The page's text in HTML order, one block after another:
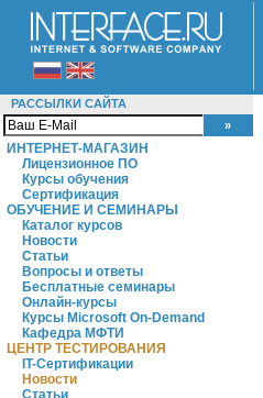
РАССЫЛКИ САЙТА
ИНТЕРНЕТ-МАГАЗИН
Лицензионное ПО
Курсы обучения
Сертификация
ОБУЧЕНИЕ И СЕМИНАРЫ
Каталог курсов
Новости
Статьи
Вопросы и ответы
Бесплатные семинары
Онлайн-курсы
Курсы Microsoft On-Demand
Кафедра МФТИ
ЦЕНТР ТЕСТИРОВАНИЯ
IT-Сертификации
Новости
Статьи